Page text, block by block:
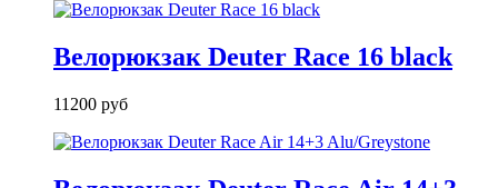
Велорюкзак Deuter Race 16 black
11200 руб